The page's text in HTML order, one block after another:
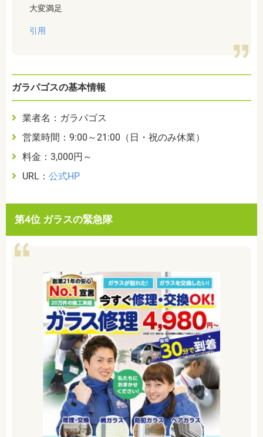
大変満足
引用
ガラパゴスの基本情報
業者名：ガラパゴス
営業時間：9:00～21:00（日・祝のみ休業）
料金：3,000円～
URL： 公式HP
第4位 ガラスの緊急隊